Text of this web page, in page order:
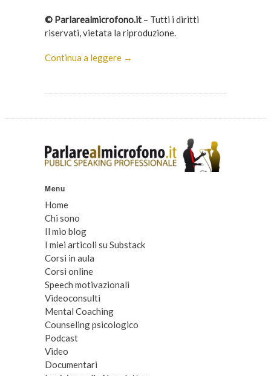
© Parlarealmicrofono.it– Tutti i diritti
riservati, vietata la riproduzione.
Continua a leggere →
Menu
Home
Chi sono
Il mio blog
I miei articoli su Substack
Corsi in aula
Corsi online
Speech motivazionali
Videoconsulti
Mental Coaching
Counseling psicologico
Podcast
Video
Documentari